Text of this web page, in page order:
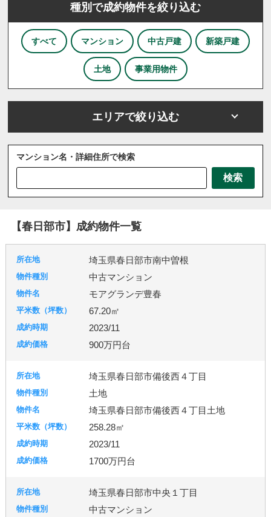
種別で成約物件を絞り込む
すべて マンション 中古戸建 新築戸建
土地 事業用物件
エリアで絞り込む
三郷市
八潮市
北本市 吉川市 和光市
宮代町
杉戸町
東松山市 松伏町
蕨市
上里町 伊奈町
吉見町
日高市
鶴ヶ島市 加須市
羽生市
幸手市 北葛飾郡
台東区 東京都北区 足立区
千葉市 流山市
秦野市 厚木市
マンション名・詳細住所で検索
検索
【春日部市】成約物件一覧
埼玉県春日部市南中曽根
中古マンション
モアグランデ豊春
67.20㎡
2023/11
900万円台
埼玉県春日部市備後西４丁目
土地
埼玉県春日部市備後西４丁目土地
258.28㎡
2023/11
1700万円台
埼玉県春日部市中央１丁目
中古マンション